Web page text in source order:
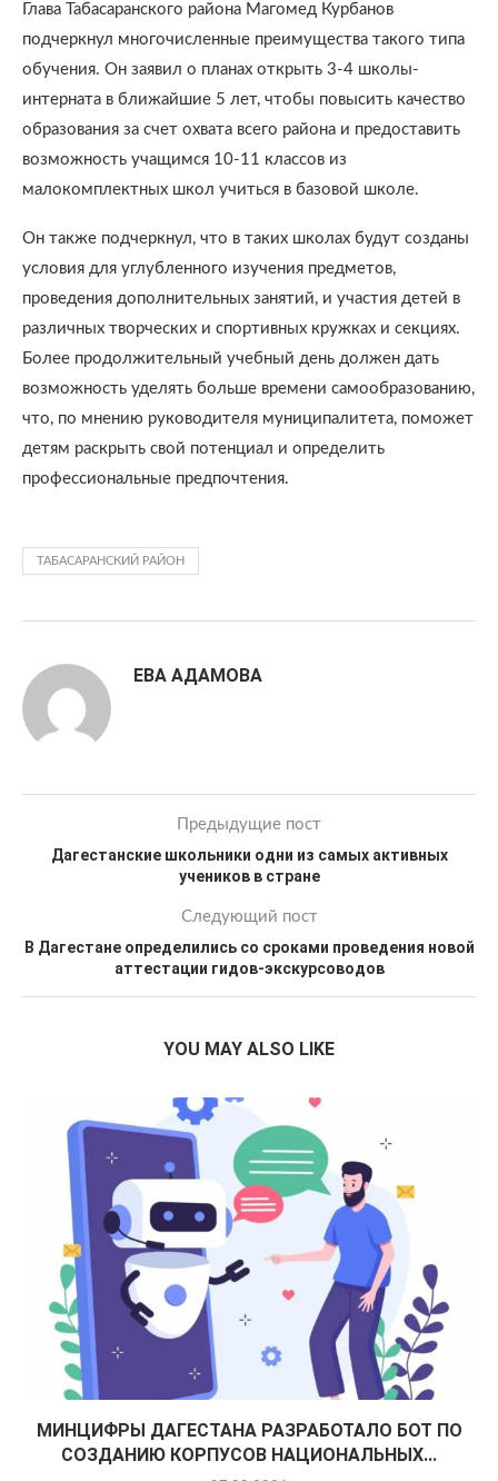
Глава Табасаранского района Магомед Курбанов
подчеркнул многочисленные преимущества такого типа
обучения. Он заявил о планах открыть 3-4 школы-
интерната в ближайшие 5 лет, чтобы повысить качество
образования за счет охвата всего района и предоставить
возможность учащимся 10-11 классов из
малокомплектных школ учиться в базовой школе.
Он также подчеркнул, что в таких школах будут созданы
условия для углубленного изучения предметов,
проведения дополнительных занятий, и участия детей в
различных творческих и спортивных кружках и секциях.
Более продолжительный учебный день должен дать
возможность уделять больше времени самообразованию,
что, по мнению руководителя муниципалитета, поможет
детям раскрыть свой потенциал и определить
профессиональные предпочтения.
ТАБАСАРАНСКИЙ РАЙОН
ЕВА АДАМОВА
Предыдущие пост
Дагестанские школьники одни из самых активных
учеников в стране
Следующий пост
В Дагестане определились со сроками проведения новой
аттестации гидов-экскурсоводов
YOU MAY ALSO LIKE
МИНЦИФРЫ ДАГЕСТАНА РАЗРАБОТАЛО БОТ ПО
СОЗДАНИЮ КОРПУСОВ НАЦИОНАЛЬНЫХ...